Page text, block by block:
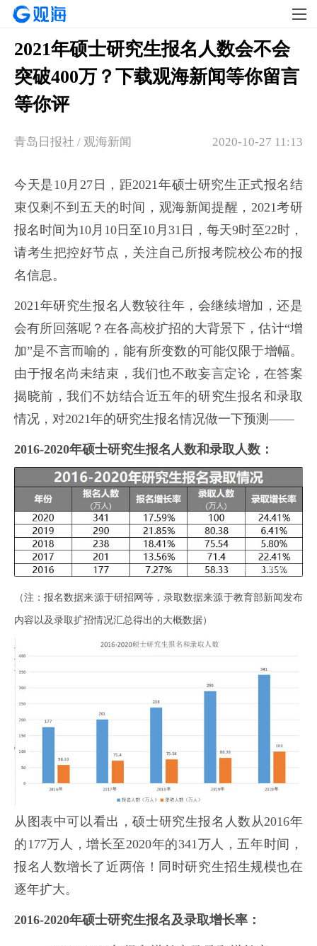
2021年硕士研究生报名人数会不会
突破400万？下载观海新闻等你留言
等你评
2020-10-27 11:13
青岛日报社 / 观海新闻
今天是10月27日，距2021年硕士研究生正式报名结
束仅剩不到五天的时间，观海新闻提醒，2021考研
报名时间为10月10日至10月31日，每天9时至22时，
请考生把控好节点，关注自己所报考院校公布的报
名信息。
2021年研究生报名人数较往年，会继续增加，还是
会有所回落呢？在各高校扩招的大背景下，估计“增
加”是不言而喻的，能有所变数的可能仅限于增幅。
由于报名尚未结束，我们也不敢妄言定论，在答案
揭晓前，我们不妨结合近五年的研究生报名和录取
情况，对2021年的研究生报名情况做一下预测——
2016-2020年硕士研究生报名人数和录取人数：
（注：报名数据来源于研招网等，录取数据来源于教育部新闻发布
内容以及录取扩招情况汇总得出的大概数据）
从图表中可以看出，硕士研究生报名人数从2016年
的177万人，增长至2020年的341万人，五年时间，
报名人数增长了近两倍！同时研究生招生规模也在
逐年扩大。
2016-2020年硕士研究生报名及录取增长率：